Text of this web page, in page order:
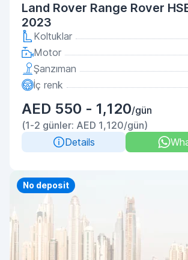
Land Rover Range Rover
2023
Koltuklar
Motor
Şanzıman
İç renk
AED 550 - 1,120/gün
(1-2 günler: AED 1,120/gün)
Details
Priority
No deposit